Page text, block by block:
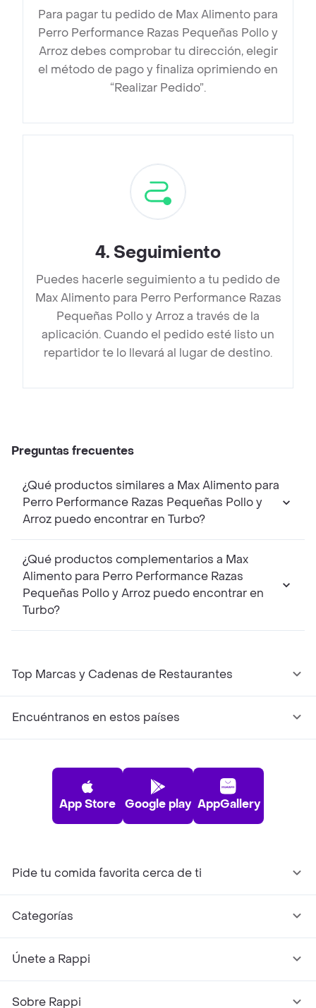
Para pagar tu pedido de Max Alimento para
Perro Performance Razas Pequeñas Pollo y
Arroz debes comprobar tu dirección, elegir
el método de pago y finaliza oprimiendo en
“Realizar Pedido”.
4. Seguimiento
Puedes hacerle seguimiento a tu pedido de
Max Alimento para Perro Performance Razas
Pequeñas Pollo y Arroz a través de la
aplicación. Cuando el pedido esté listo un
repartidor te lo llevará al lugar de destino.
Preguntas frecuentes
¿Qué productos similares a Max Alimento para
Perro Performance Razas Pequeñas Pollo y
Arroz puedo encontrar en Turbo?
¿Qué productos complementarios a Max
Alimento para Perro Performance Razas
Pequeñas Pollo y Arroz puedo encontrar en
Turbo?
Top Marcas y Cadenas de Restaurantes
Encuéntranos en estos países
App Store Google play AppGallery
Pide tu comida favorita cerca de ti
Categorías
Únete a Rappi
Sobre Rappi